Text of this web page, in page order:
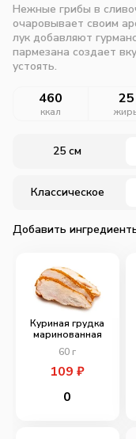
Нежные грибы в
очаровывает своим
лук добавляют
пармезана создает
устоять.
460
ккал
25
25 см
Классическое
Добавить
Куриная грудка
маринованная
60 г
109₽
0